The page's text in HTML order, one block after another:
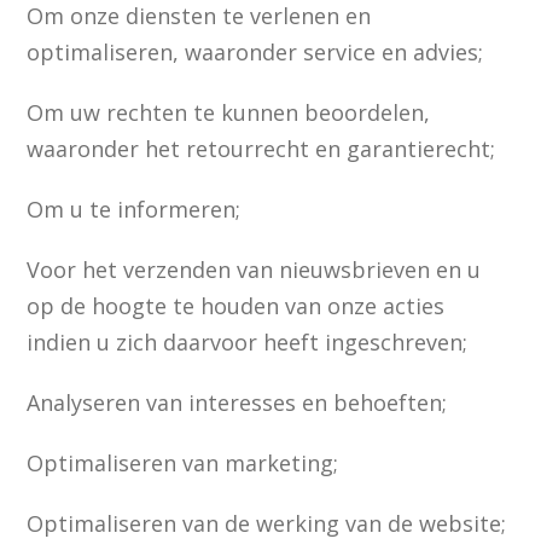
Om onze diensten te verlenen en
optimaliseren, waaronder service en advies;
Om uw rechten te kunnen beoordelen,
waaronder het retourrecht en garantierecht;
Om u te informeren;
Voor het verzenden van nieuwsbrieven en u
op de hoogte te houden van onze acties
indien u zich daarvoor heeft ingeschreven;
Analyseren van interesses en behoeften;
Optimaliseren van marketing;
Optimaliseren van de werking van de website;